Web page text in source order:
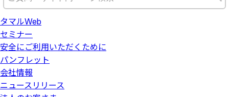
タマルWeb
セミナー
安全にご利用いただくために
パンフレット
会社情報
ニュースリリース